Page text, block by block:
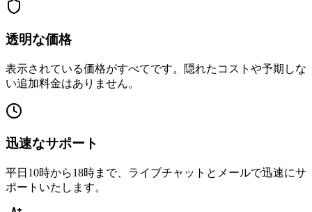
透明な価格
表示されている価格がすべてです。隠れたコストや予期しな
い追加料金はありません。
迅速なサポート
平日10時から18時まで、ライブチャットとメールで迅速にサ
ポートいたします。